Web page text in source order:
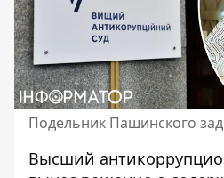
Подельник Пашинского
Высший